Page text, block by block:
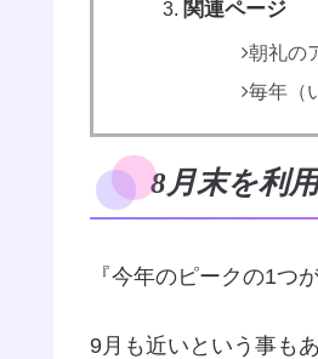
関連ページ
朝礼の
毎年（
8月末を利
『今年のピークの1つ
9月も近いという事も